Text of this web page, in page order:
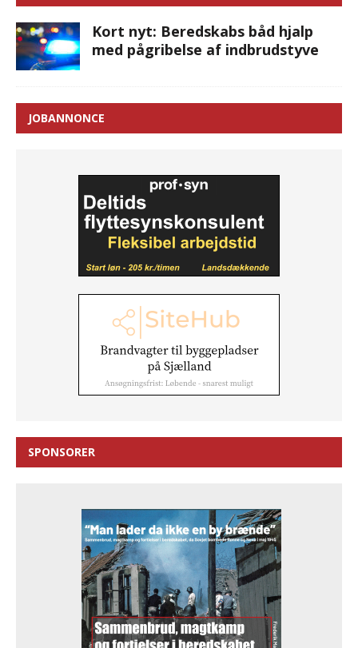
Kort nyt: Beredskabs båd hjalp
med pågribelse af indbrudstyve
JOBANNONCE
SPONSORER